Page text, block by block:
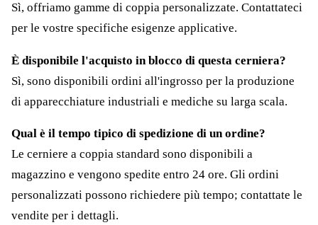
Sì, offriamo gamme di coppia personalizzate. Contattateci
per le vostre specifiche esigenze applicative.
È disponibile l'acquisto in blocco di questa cerniera?
Sì, sono disponibili ordini all'ingrosso per la produzione
di apparecchiature industriali e mediche su larga scala.
Qual è il tempo tipico di spedizione di un ordine?
Le cerniere a coppia standard sono disponibili a
magazzino e vengono spedite entro 24 ore. Gli ordini
personalizzati possono richiedere più tempo; contattate le
vendite per i dettagli.